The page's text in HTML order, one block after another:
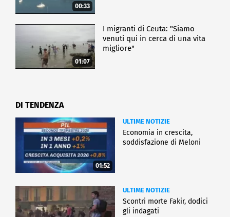
00:33
01:07
I migranti di Ceuta: "Siamo
venuti qui in cerca di una vita
migliore"
DI TENDENZA
01:52
ULTIME NOTIZIE
Economia in crescita,
soddisfazione di Meloni
ULTIME NOTIZIE
Scontri morte Fakir, dodici
gli indagati